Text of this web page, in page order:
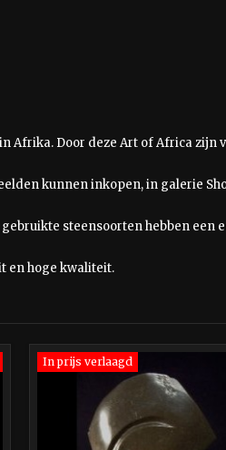
Afrika. Door deze Art of Africa zijn
kunnen inkopen, in galerie
steensoorten hebben een
en hoge kwaliteit.
In prijs verlaagd